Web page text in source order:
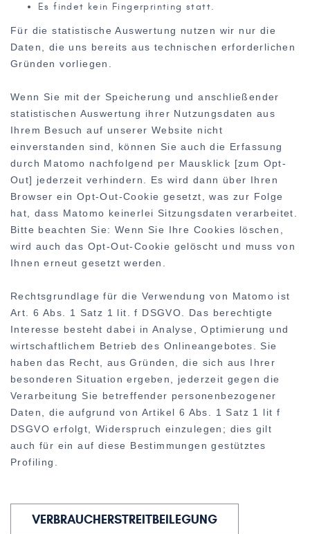
Es findet kein Fingerprinting statt.
Für die statistische Auswertung nutzen wir nur die
Daten, die uns bereits aus technischen erforderlichen
Gründen vorliegen.
Wenn Sie mit der Speicherung und anschließender
statistischen Auswertung ihrer Nutzungsdaten aus
Ihrem Besuch auf unserer Website nicht
einverstanden sind, können Sie auch die Erfassung
durch Matomo nachfolgend per Mausklick [zum Opt-
Out] jederzeit verhindern. Es wird dann über Ihren
Browser ein Opt-Out-Cookie gesetzt, was zur Folge
hat, dass Matomo keinerlei Sitzungsdaten verarbeitet.
Bitte beachten Sie: Wenn Sie Ihre Cookies löschen,
wird auch das Opt-Out-Cookie gelöscht und muss von
Ihnen erneut gesetzt werden.
Rechtsgrundlage für die Verwendung von Matomo ist
Art. 6 Abs. 1 Satz 1 lit. f DSGVO. Das berechtigte
Interesse besteht dabei in Analyse, Optimierung und
wirtschaftlichem Betrieb des Onlineangebotes. Sie
haben das Recht, aus Gründen, die sich aus Ihrer
besonderen Situation ergeben, jederzeit gegen die
Verarbeitung Sie betreffender personenbezogener
Daten, die aufgrund von Artikel 6 Abs. 1 Satz 1 lit f
DSGVO erfolgt, Widerspruch einzulegen; dies gilt
auch für ein auf diese Bestimmungen gestütztes
Profiling.
VERBRAUCHERSTREITBEILEGUNG